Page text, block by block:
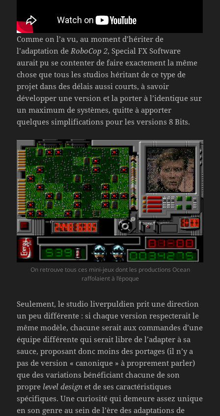
Comme on l’a vu, au moment d’hériter de
l’adaptation de RoboCop 2, Special FX Software
aurait pu se contenter de faire exactement la même
chose que tous les studios héritant de ce type de
projet dans des délais aussi courts, à savoir
développer une version et la porter à l’identique sur
un maximum de systèmes, quitte à apporter
quelques simplifications pour les versions 8 Bits.
On retrouve tous ces mini-jeux dont les productions Ocean
raffolaient à l’époque
Seulement, le studio liverpuldien prit une direction
un peu différente : si chaque version respecterait le
même modèle, chacune serait aux commandes d’une
équipe différente qui serait libre de l’adapter à sa
sauce, proposant donc moins des portages (il n’y a
pas de version « canonique » à proprement parler)
que des variations bénéficiant chacune de son
propre level design et de ses caractéristiques
spécifiques. Une curiosité qui demeure assez unique
en son genre au sein de l’ère des adaptations de